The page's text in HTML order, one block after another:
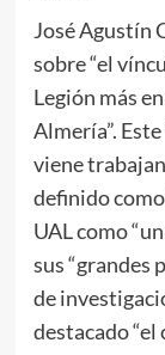
José Agustín
sobre “el
Legión más
Almería”.
viene
definido
UAL como
sus “grandes
de
destacado